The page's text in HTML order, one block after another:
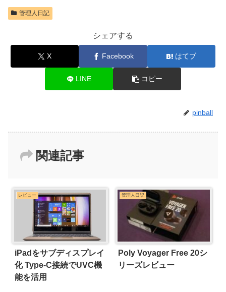
管理人日記
シェアする
X Facebook はてブ
LINE コピー
pinball
関連記事
レビュー
iPadをサブディスプレイ
化 Type-C接続でUVC機
能を活用
管理人日記
Poly Voyager Free 20シ
リーズレビュー